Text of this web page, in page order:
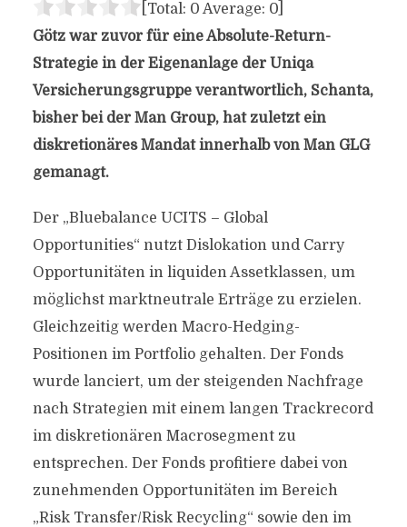
[Total: 0 Average: 0]
Götz war zuvor für eine Absolute-Return-
Strategie in der Eigenanlage der Uniqa
Versicherungsgruppe verantwortlich, Schanta,
bisher bei der Man Group, hat zuletzt ein
diskretionäres Mandat innerhalb von Man GLG
gemanagt.
Der „Bluebalance UCITS – Global
Opportunities“ nutzt Dislokation und Carry
Opportunitäten in liquiden Assetklassen, um
möglichst marktneutrale Erträge zu erzielen.
Gleichzeitig werden Macro-Hedging-
Positionen im Portfolio gehalten. Der Fonds
wurde lanciert, um der steigenden Nachfrage
nach Strategien mit einem langen Trackrecord
im diskretionären Macrosegment zu
entsprechen. Der Fonds profitiere dabei von
zunehmenden Opportunitäten im Bereich
„Risk Transfer/Risk Recycling“ sowie den im